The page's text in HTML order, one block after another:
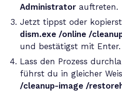
Administratorauftreten.
Jetzt tippst oder
dism.exe /online /
und bestätigst mit Enter.
Lass den Prozess
führst du in gleicher
/cleanup-image /